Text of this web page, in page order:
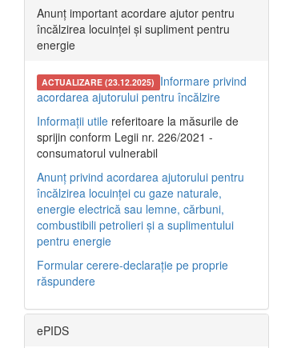
Anunț important acordare ajutor pentru
încălzirea locuinței și supliment pentru
energie
ACTUALIZARE (23.12.2025) Informare privind
acordarea ajutorului pentru încălzire
Informații utile referitoare la măsurile de
sprijin conform Legii nr. 226/2021 -
consumatorul vulnerabil
Anunț privind acordarea ajutorului pentru
încălzirea locuinței cu gaze naturale,
energie electrică sau lemne, cărbuni,
combustibili petrolieri și a suplimentului
pentru energie
Formular cerere-declarație pe proprie
răspundere
ePIDS